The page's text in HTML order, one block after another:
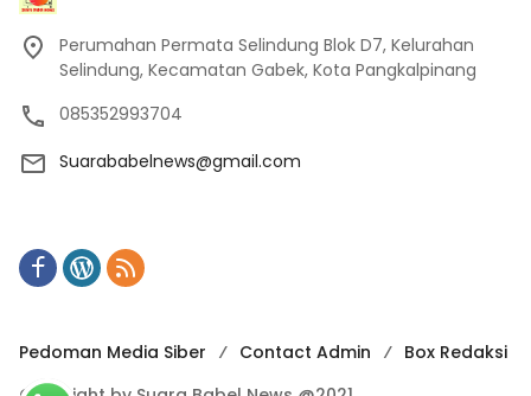
Perumahan Permata Selindung Blok D7, Kelurahan
Selindung, Kecamatan Gabek, Kota Pangkalpinang
085352993704
Suarababelnews@gmail.com
Pedoman Media Siber Contact Admin
Box Redaksi